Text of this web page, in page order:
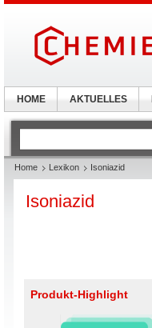
Home Lexikon Isoniazid
Isoniazid
Produkt-Highlight
HOME AKTUELLES